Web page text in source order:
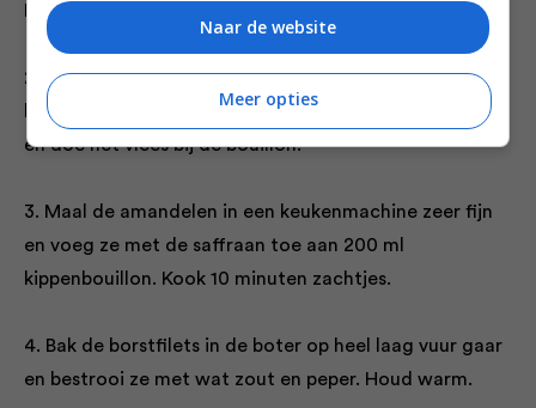
Laat 1,5 uur trekken.
2. Zeef de bouillon boven een kom. Laat het
kippenvlees een beetje afkoelen, haal het van de poten
en doe het vlees bij de bouillon.
3. Maal de amandelen in een keukenmachine zeer fijn
en voeg ze met de saffraan toe aan 200 ml
kippenbouillon. Kook 10 minuten zachtjes.
4. Bak de borstfilets in de boter op heel laag vuur gaar
en bestrooi ze met wat zout en peper. Houd warm.
Naar de website
Meer opties